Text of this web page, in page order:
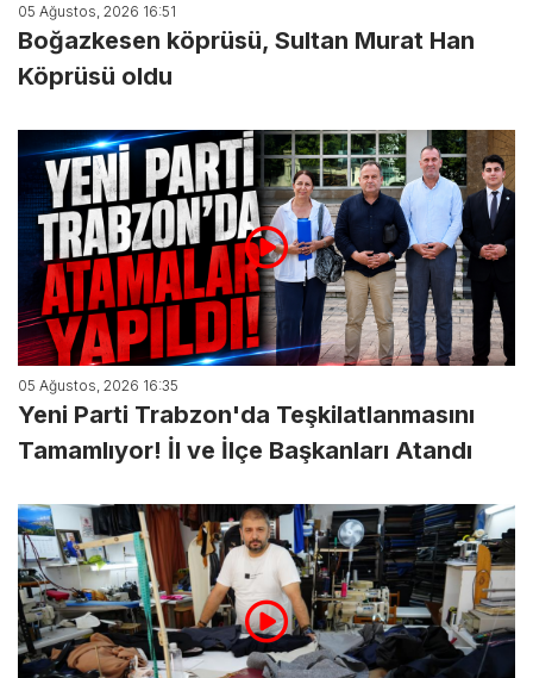
05 Ağustos, 2026 16:51
Boğazkesen köprüsü, Sultan Murat Han
Köprüsü oldu
05 Ağustos, 2026 16:35
Yeni Parti Trabzon'da Teşkilatlanmasını
Tamamlıyor! İl ve İlçe Başkanları Atandı